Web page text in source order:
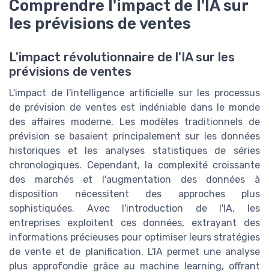
Comprendre l'impact de l'IA sur
les prévisions de ventes
L'impact révolutionnaire de l'IA sur les
prévisions de ventes
L'impact de l'intelligence artificielle sur les processus
de prévision de ventes est indéniable dans le monde
des affaires moderne. Les modèles traditionnels de
prévision se basaient principalement sur les données
historiques et les analyses statistiques de séries
chronologiques. Cependant, la complexité croissante
des marchés et l'augmentation des données à
disposition nécessitent des approches plus
sophistiquées. Avec l'introduction de l'IA, les
entreprises exploitent ces données, extrayant des
informations précieuses pour optimiser leurs stratégies
de vente et de planification. L'IA permet une analyse
plus approfondie grâce au machine learning, offrant